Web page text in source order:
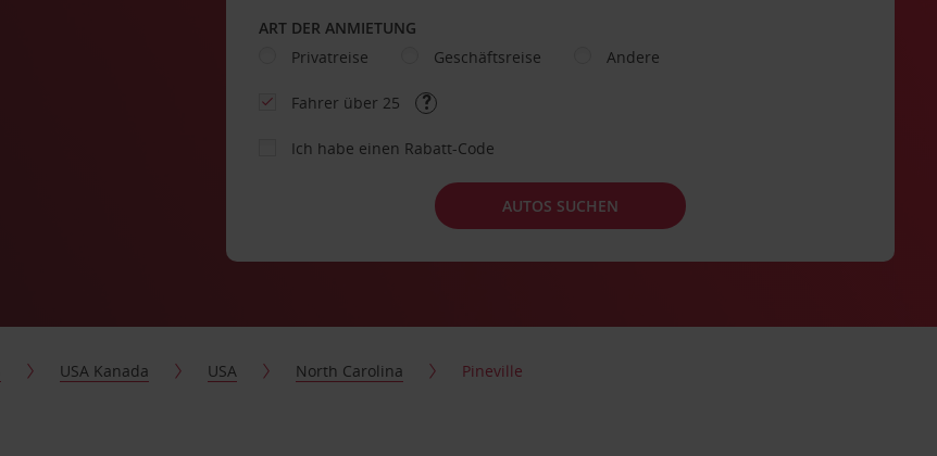
ART DER ANMIETUNG
Privatreise
Geschäftsreise Andere
Fahrer über 25
Ich habe einen Rabatt-Code
AUTOS SUCHEN
USA Kanada USA North Carolina Pineville